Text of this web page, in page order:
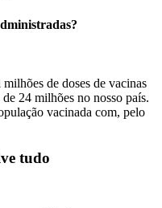
de doses de vacinas
24 milhões no nosso país.
vacinada com, pelo
tudo